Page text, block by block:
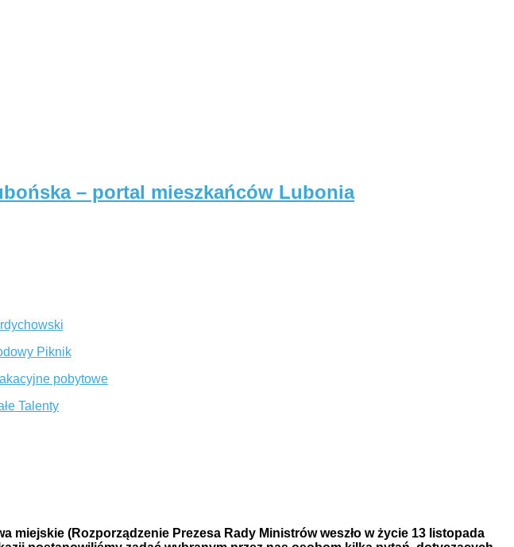
– portal mieszkańców Lubonia
miejskie (Rozporządzenie Prezesa Rady Ministrów weszło w życie 13 listopada